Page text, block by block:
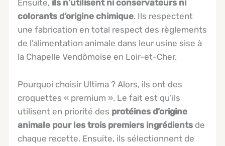
Ensuite, ils n’utilisent ni conservateurs ni
colorants d’origine chimique. Ils respectent
une fabrication en total respect des règlements
de l’alimentation animale dans leur usine sise à
la Chapelle Vendômoise en Loir-et-Cher.
Pourquoi choisir Ultima ? Alors, ils ont des
croquettes « premium ». Le fait est qu’ils
utilisent en priorité des protéines d’origine
animale pour les trois premiers ingrédients de
chaque recette. Ensuite, ils sélectionnent de